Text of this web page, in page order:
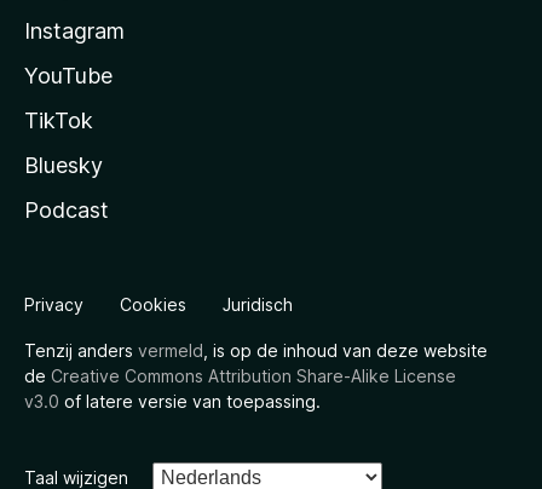
Instagram
YouTube
TikTok
Bluesky
Podcast
Privacy Cookies Juridisch
Tenzij anders vermeld , is op de inhoud van deze website
de Creative Commons Attribution Share-Alike License
v3.0 of latere versie van toepassing.
Taal wijzigen